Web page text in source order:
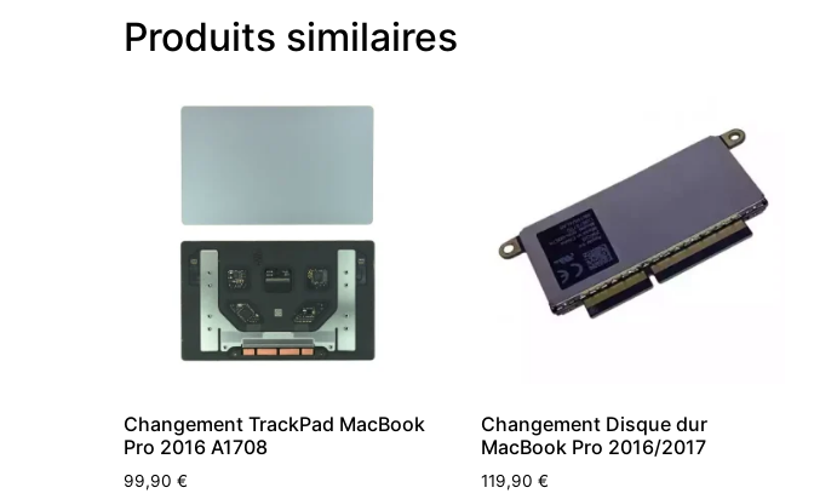
Produits similaires
Changement TrackPad MacBook
Pro 2016 A1708
99,90 €
Changement Disque dur
MacBook Pro 2016/2017
119,90 €